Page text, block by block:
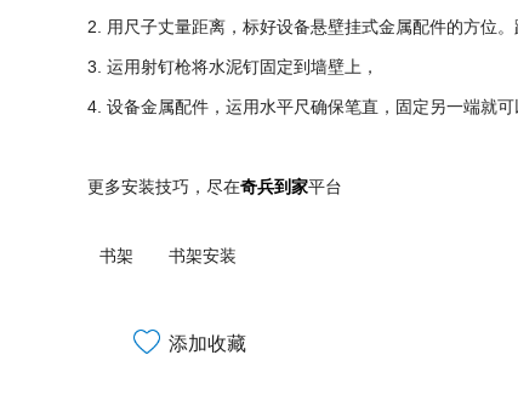
2. 用尺子丈量距离，标好设备悬壁挂式金属配件的方位
3. 运用射钉枪将水泥钉固定到墙壁上，
4. 设备金属配件，运用水平尺确保笔直，固定另一端就可
更多安装技巧，尽在奇兵到家平台
书架 书架安装
添加收藏